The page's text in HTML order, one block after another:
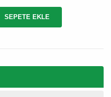
SEPETE EKLE